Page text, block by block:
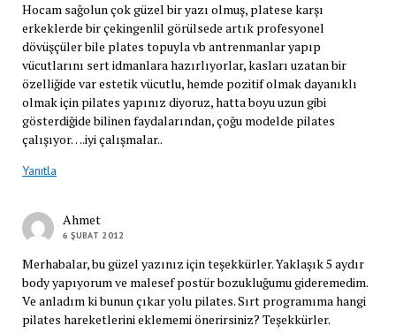
Hocam sağolun çok güzel bir yazı olmuş, platese karşı
erkeklerde bir çekingenlil görülsede artık profesyonel
dövüşçüler bile plates topuyla vb antrenmanlar yapıp
vücutlarını sert idmanlara hazırlıyorlar, kasları uzatan bir
özelliğide var estetik vücutlu, hemde pozitif olmak dayanıklı
olmak için pilates yapınız diyoruz, hatta boyu uzun gibi
gösterdiğide bilinen faydalarından, çoğu modelde pilates
çalışıyor….iyi çalışmalar..
Yanıtla
Ahmet
6 ŞUBAT 2012
Merhabalar, bu güzel yazınız için teşekkürler. Yaklaşık 5 aydır
body yapıyorum ve malesef postür bozukluğumu gideremedim.
Ve anladım ki bunun çıkar yolu pilates. Sırt programıma hangi
pilates hareketlerini eklememi önerirsiniz? Teşekkürler.